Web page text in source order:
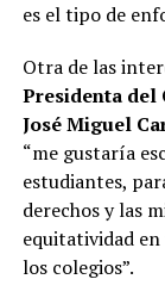
es el tipo de
Otra de las
Presidenta del
José Miguel
“me gustaría
estudiantes,
derechos y las
equitatividad en
los colegios”.